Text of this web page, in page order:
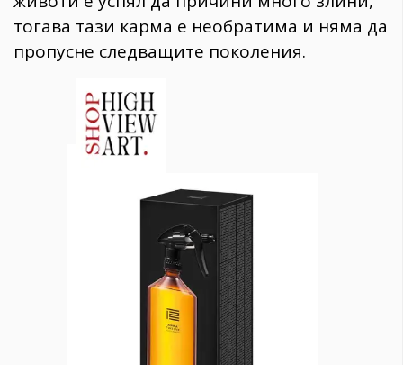
тогава тази карма е необратима и няма да
пропусне следващите поколения.